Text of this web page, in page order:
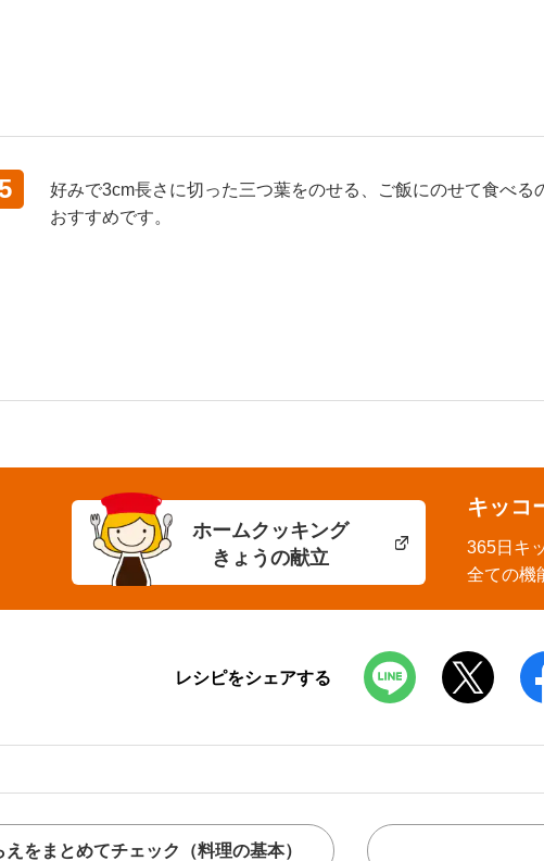
好みで3cm長さに切った三つ葉をのせる、ご飯にのせて食べる
おすすめです。
ホームクッキング
きょうの献立
キッコ
365日キ
全ての機
レシピをシェアする
をまとめてチェック （料理の基本）